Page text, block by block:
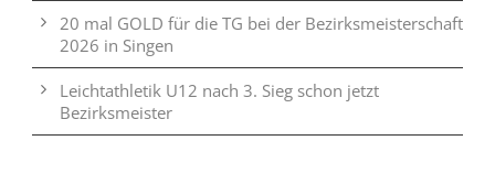
20 mal GOLD für die TG bei der Bezirksmeisterschaft
2026 in Singen
Leichtathletik U12 nach 3. Sieg schon jetzt
Bezirksmeister